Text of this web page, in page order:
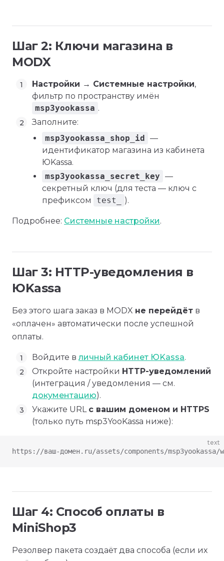
Шаг 2: Ключи магазина в
MODX
Настройки → Системные настройки,
фильтр по пространству имён
msp3yookassa .
Заполните:
msp3yookassa_shop_id —
идентификатор магазина из кабинета
ЮKassa.
msp3yookassa_secret_key —
секретный ключ (для теста — ключ с
префиксом
test_ ).
Подробнее: Системные настройки.
Шаг 3: HTTP-уведомления в
ЮKassa
Без этого шага заказ в MODX не перейдёт в
«оплачен» автоматически после успешной
оплаты.
Войдите в личный кабинет ЮKassa.
Откройте настройки HTTP-уведомлений
(интеграция / уведомления — см.
документацию).
Укажите URL с вашим доменом и HTTPS
(только путь msp3YooKassa ниже):
text
https://ваш-домен.ru/assets/components/msp3yookassa/
Шаг 4: Способ оплаты в
MiniShop3
Резолвер пакета создаёт два способа (если их